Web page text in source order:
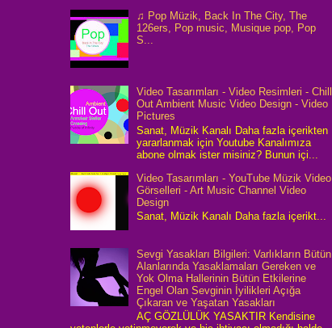
♫ Pop Müzik, Back In The City, The
126ers, Pop music, Musique pop, Pop
S...
Video Tasarımları - Video Resimleri - Chill
Out Ambient Music Video Design - Video
Pictures
Sanat, Müzik Kanalı Daha fazla içerikten
yararlanmak için Youtube Kanalımıza
abone olmak ister misiniz? Bunun içi...
Video Tasarımları - YouTube Müzik Video
Görselleri - Art Music Channel Video
Design
Sanat, Müzik Kanalı Daha fazla içerikt...
Sevgi Yasakları Bilgileri: Varlıkların Bütün
Alanlarında Yasaklamaları Gereken ve
Yok Olma Hallerinin Bütün Etkilerine
Engel Olan Sevginin İyilikleri Açığa
Çıkaran ve Yaşatan Yasakları
AÇ GÖZLÜLÜK YASAKTIR Kendisine